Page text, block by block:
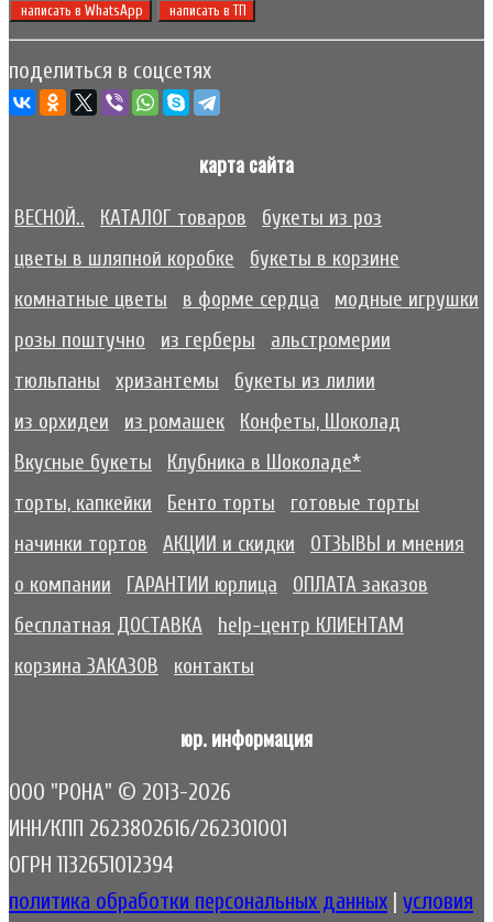
написать в WhatsApp написать в ТП
поделиться в соцсетях
карта сайта
ВЕСНОЙ.. КАТАЛОГ товаров
букеты из роз
цветы в шляпной коробке
букеты в корзине
комнатные цветы
в форме сердца
модные игрушки
розы поштучно
из герберы
альстромерии
тюльпаны
хризантемы
букеты из лилии
из орхидеи
из ромашек
Конфеты, Шоколад
Вкусные букеты
Клубника в Шоколаде*
торты, капкейки
Бенто торты
готовые торты
начинки тортов
АКЦИИ и скидки
ОТЗЫВЫ и мнения
о компании
ГАРАНТИИ юрлица
ОПЛАТА заказов
бесплатная ДОСТАВКА
help-центр КЛИЕНТАМ
корзина ЗАКАЗОВ
контакты
юр. информация
ООО "РОНА" © 2013-2026
ИНН/КПП 2623802616/262301001
ОГРН 1132651012394
политика обработки персональных данных | условия